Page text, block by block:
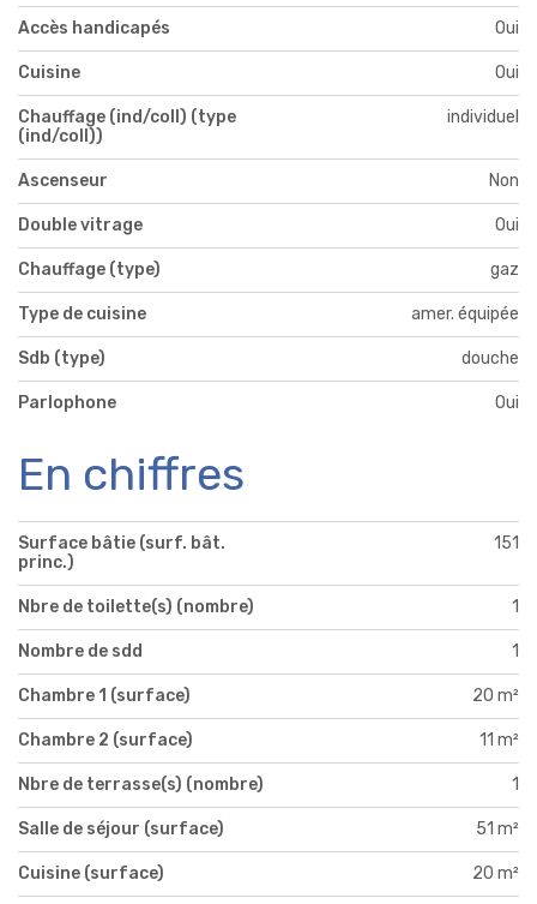
Accès handicapés Oui
Cuisine Oui
Chauffage (ind/coll) (type
(ind/coll))
individuel
Ascenseur Non
Double vitrage Oui
Chauffage (type) gaz
Type de cuisine amer. équipée
Sdb (type) douche
Parlophone Oui
En chiffres
Surface bâtie (surf. bât.
princ.)
151
Nbre de toilette(s) (nombre) 1
Nombre de sdd 1
Chambre 1 (surface) 20 m²
Chambre 2 (surface) 11 m²
Nbre de terrasse(s) (nombre) 1
Salle de séjour (surface) 51 m²
Cuisine (surface) 20 m²